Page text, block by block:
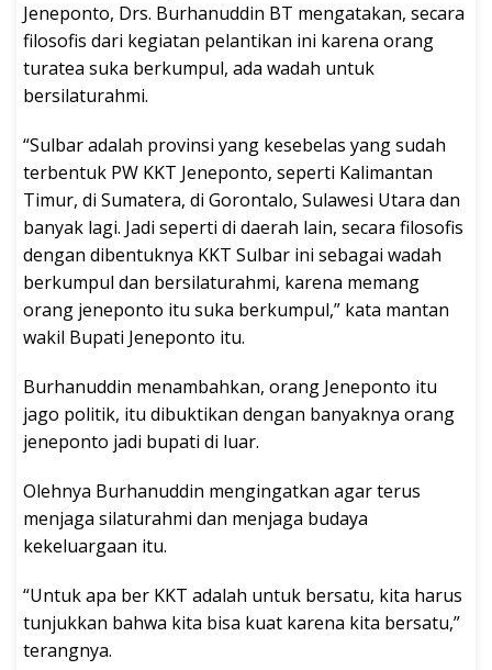
Jeneponto, Drs. Burhanuddin BT mengatakan, secara
filosofis dari kegiatan pelantikan ini karena orang
turatea suka berkumpul, ada wadah untuk
bersilaturahmi.
“Sulbar adalah provinsi yang kesebelas yang sudah
terbentuk PW KKT Jeneponto, seperti Kalimantan
Timur, di Sumatera, di Gorontalo, Sulawesi Utara dan
banyak lagi. Jadi seperti di daerah lain, secara filosofis
dengan dibentuknya KKT Sulbar ini sebagai wadah
berkumpul dan bersilaturahmi, karena memang
orang jeneponto itu suka berkumpul,” kata mantan
wakil Bupati Jeneponto itu.
Burhanuddin menambahkan, orang Jeneponto itu
jago politik, itu dibuktikan dengan banyaknya orang
jeneponto jadi bupati di luar.
Olehnya Burhanuddin mengingatkan agar terus
menjaga silaturahmi dan menjaga budaya
kekeluargaan itu.
“Untuk apa ber KKT adalah untuk bersatu, kita harus
tunjukkan bahwa kita bisa kuat karena kita bersatu,”
terangnya.